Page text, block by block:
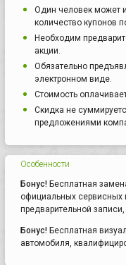
Один человек может
количество купонов
Необходим
акции.
Обязательно
электронном виде.
Стоимость
Скидка не
предложениями
Особенности
Бонус! Бесплатная
официальных сервисных
предварительной
Бонус! Бесплатная
автомобиля,